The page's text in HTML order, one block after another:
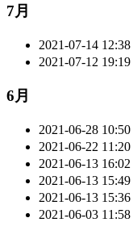
7月
2021-07-14 12:38
2021-07-12 19:19
6月
2021-06-28 10:50
2021-06-22 11:20
2021-06-13 16:02
2021-06-13 15:49
2021-06-13 15:36
2021-06-03 11:58